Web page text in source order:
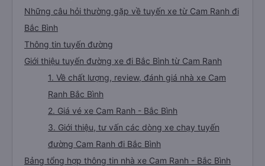
Những câu hỏi thường gặp về tuyến xe từ Cam Ranh đi
Bắc Bình
Thông tin tuyến đường
Giới thiệu tuyến đường xe đi Bắc Bình từ Cam Ranh
1. Về chất lượng, review, đánh giá nhà xe Cam
Ranh Bắc Bình
2. Giá vé xe Cam Ranh - Bắc Bình
3. Giới thiệu, tư vấn các dòng xe chạy tuyến
đường Cam Ranh đi Bắc Bình
Bảng tổng hợp thông tin nhà xe Cam Ranh - Bắc Bình